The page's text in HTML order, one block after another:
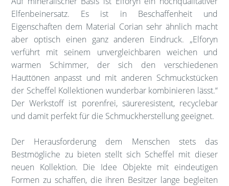
Elfenbeinersatz. Es ist in Beschaffenheit und
Eigenschaften dem Material Corian sehr ähnlich macht
aber optisch einen ganz anderen Eindruck. „Elforyn
verführt mit seinem unvergleichbaren weichen und
warmen Schimmer, der sich den verschiedenen
Hauttönen anpasst und mit anderen Schmuckstücken
der Scheffel Kollektionen wunderbar kombinieren lässt.“
Der Werkstoff ist porenfrei, säureresistent, recyclebar
und damit perfekt für die Schmuckherstellung geeignet.
Der Herausforderung dem Menschen stets das
Bestmögliche zu bieten stellt sich Scheffel mit dieser
neuen Kollektion. Die Idee Objekte mit eindeutigen
Formen zu schaffen, die ihren Besitzer lange begleiten